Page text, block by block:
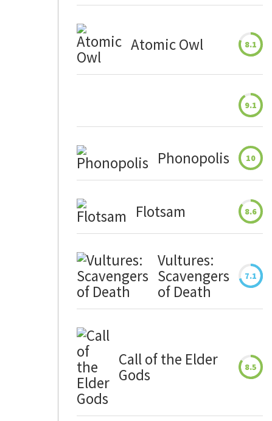
Atomic Owl 8.1
9.1
Phonopolis 10
Flotsam 8.6
Vultures:
Scavengers
of Death
7.1
Call of the Elder
Gods
8.5